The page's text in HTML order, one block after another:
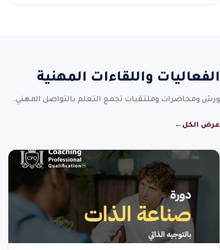
الفعاليات واللقاءات المهنية
ورش ومحاضرات وملتقيات تجمع التعلم بالتواصل المهني.
عرض الكل ←